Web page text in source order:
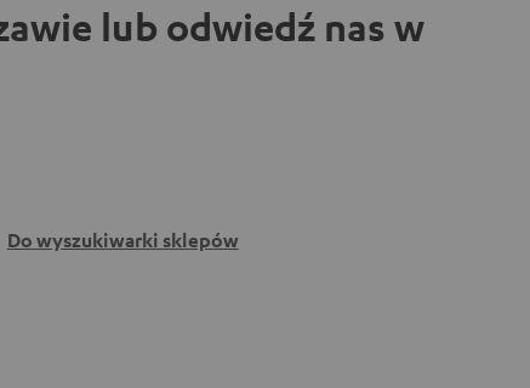
lub odwiedź nas w
Do wyszukiwarki sklepów